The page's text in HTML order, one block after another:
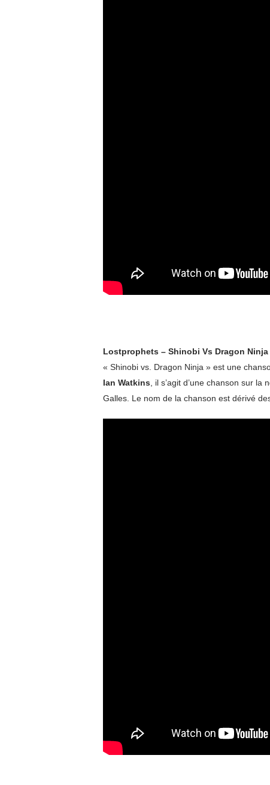
Lostprophets – Shinobi Vs Dragon Ninja
« Shinobi vs. Dragon Ninja » est une
Ian Watkins , il s’agit d’une chanson sur
Galles. Le nom de la chanson est dérivé